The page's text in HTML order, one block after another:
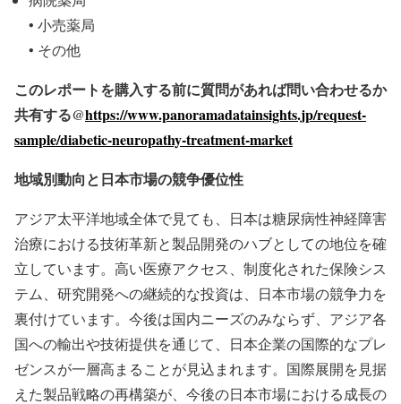
• 小売薬局
• その他
このレポートを購入する前に質問があれば問い合わせるか
共有する@https://www.panoramadatainsights.jp/request-
sample/diabetic-neuropathy-treatment-market
地域別動向と日本市場の競争優位性
アジア太平洋地域全体で見ても、日本は糖尿病性神経障害
治療における技術革新と製品開発のハブとしての地位を確
立しています。高い医療アクセス、制度化された保険シス
テム、研究開発への継続的な投資は、日本市場の競争力を
裏付けています。今後は国内ニーズのみならず、アジア各
国への輸出や技術提供を通じて、日本企業の国際的なプレ
ゼンスが一層高まることが見込まれます。国際展開を見据
えた製品戦略の再構築が、今後の日本市場における成長の